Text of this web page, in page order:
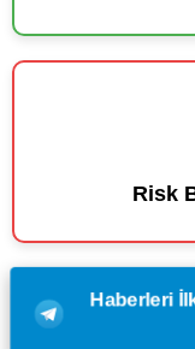
Risk
Haberleri